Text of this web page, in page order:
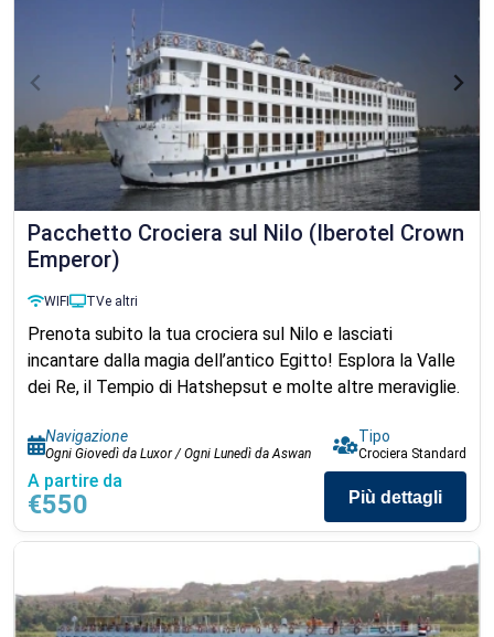
Pacchetto Crociera sul Nilo (Iberotel Crown
Emperor)
WIFI TVe altri
Prenota subito la tua crociera sul Nilo e lasciati
incantare dalla magia dell’antico Egitto! Esplora la Valle
dei Re, il Tempio di Hatshepsut e molte altre meraviglie.
Navigazione
Ogni Giovedì da Luxor / Ogni Lunedì da Aswan
Tipo
Crociera Standard
A partire da
€550 Più dettagli